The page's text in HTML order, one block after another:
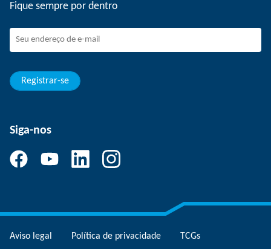
Como fazer parte da SCHUNK
Suas vantagens
Fique sempre por dentro
Registrar-se
Siga-nos
Aviso legal Política de privacidade
TCGs